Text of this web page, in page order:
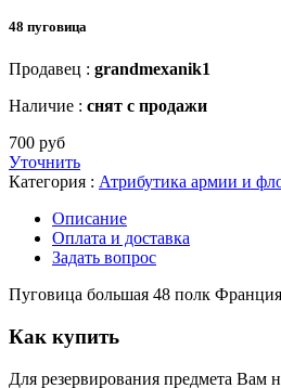
48 пуговица
Продавец : grandmexanik1
Наличие : снят с продажи
700 руб
Уточнить
Категория : Атрибутика армии и
Описание
Оплата и доставка
Задать вопрос
Пуговица большая 48 полк
Как купить
Для резервирования предмета Вам